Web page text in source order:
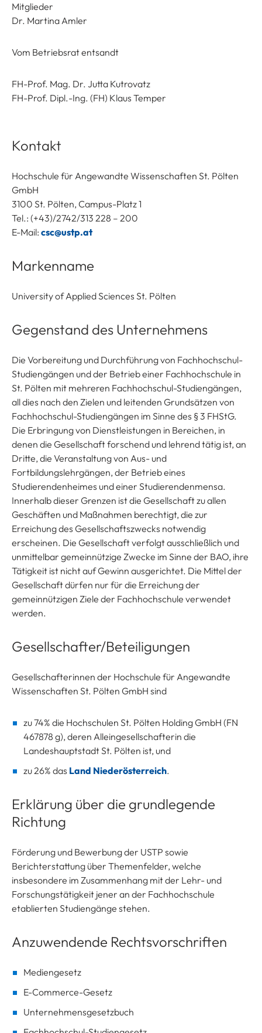
Mitglieder
Dr. Martina Amler
Vom Betriebsrat entsandt
FH-Prof. Mag. Dr. Jutta Kutrovatz
FH-Prof. Dipl.-Ing. (FH) Klaus Temper
Kontakt
Hochschule für Angewandte Wissenschaften St. Pölten
GmbH
3100 St. Pölten, Campus-Platz 1
Tel.: (+43)/2742/313 228 – 200
E-Mail: csc@ustp.at
Markenname
University of Applied Sciences St. Pölten
Gegenstand des Unternehmens
Die Vorbereitung und Durchführung von Fachhochschul-
Studiengängen und der Betrieb einer Fachhochschule in
St. Pölten mit mehreren Fachhochschul-Studiengängen,
all dies nach den Zielen und leitenden Grundsätzen von
Fachhochschul-Studiengängen im Sinne des § 3 FHStG.
Die Erbringung von Dienstleistungen in Bereichen, in
denen die Gesellschaft forschend und lehrend tätig ist, an
Dritte, die Veranstaltung von Aus- und
Fortbildungslehrgängen, der Betrieb eines
Studierendenheimes und einer Studierendenmensa.
Innerhalb dieser Grenzen ist die Gesellschaft zu allen
Geschäften und Maßnahmen berechtigt, die zur
Erreichung des Gesellschaftszwecks notwendig
erscheinen. Die Gesellschaft verfolgt ausschließlich und
unmittelbar gemeinnützige Zwecke im Sinne der BAO, ihre
Tätigkeit ist nicht auf Gewinn ausgerichtet. Die Mittel der
Gesellschaft dürfen nur für die Erreichung der
gemeinnützigen Ziele der Fachhochschule verwendet
werden.
Gesellschafter/Beteiligungen
Gesellschafterinnen der Hochschule für Angewandte
Wissenschaften St. Pölten GmbH sind
zu 74% die Hochschulen St. Pölten Holding GmbH (FN
467878 g), deren Alleingesellschafterin die
Landeshauptstadt St. Pölten ist, und
zu 26% das Land Niederösterreich.
Erklärung über die grundlegende
Richtung
Förderung und Bewerbung der USTP sowie
Berichterstattung über Themenfelder, welche
insbesondere im Zusammenhang mit der Lehr- und
Forschungstätigkeit jener an der Fachhochschule
etablierten Studiengänge stehen.
Anzuwendende Rechtsvorschriften
Mediengesetz
E-Commerce-Gesetz
Unternehmensgesetzbuch